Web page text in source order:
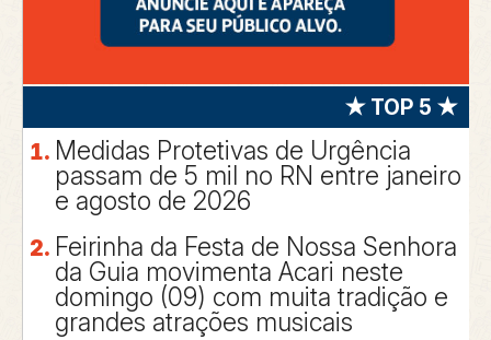
★ TOP 5 ★
Medidas Protetivas de Urgência
passam de 5 mil no RN entre janeiro
e agosto de 2026
Feirinha da Festa de Nossa Senhora
da Guia movimenta Acari neste
domingo (09) com muita tradição e
grandes atrações musicais